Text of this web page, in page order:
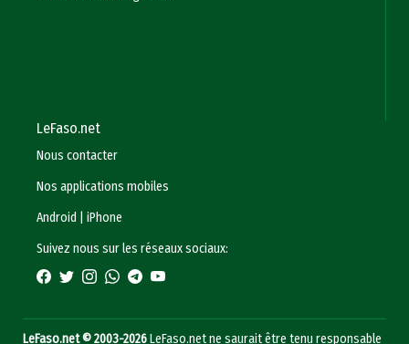
LeFaso.net
Nous contacter
Nos applications mobiles
Android
|iPhone
Suivez nous sur les réseaux sociaux:
LeFaso.net © 2003-2026LeFaso.net ne saurait être tenu responsable